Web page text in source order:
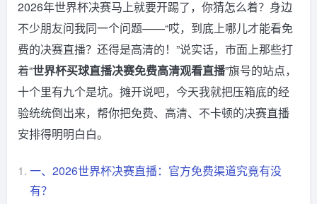
2026年世界杯决赛马上就要开踢了，你猜怎么着？身边
不少朋友问我同一个问题——“哎，到底上哪儿才能看免
费的决赛直播？还得是高清的！”说实话，市面上那些打
着“世界杯买球直播决赛免费高清观看直播”旗号的站点，
十个里有九个是坑。摊开说吧，今天我就把压箱底的经
验统统倒出来，帮你把免费、高清、不卡顿的决赛直播
安排得明明白白。
1. 一、2026世界杯决赛直播：官方免费渠道究竟有没
有？